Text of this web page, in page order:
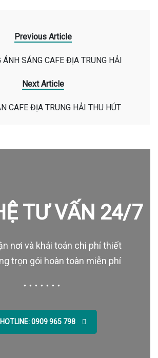
Previous Article
ÁNH SÁNG CAFE ĐỊA TRUNG HẢI
Next Article
CAFE ĐỊA TRUNG HẢI THU HÚT
TƯ VẤN 24/7
nơi và khái toán chi phí thiết
trọn gói hoàn toàn miễn phí
HOTLINE: 0909 965 798